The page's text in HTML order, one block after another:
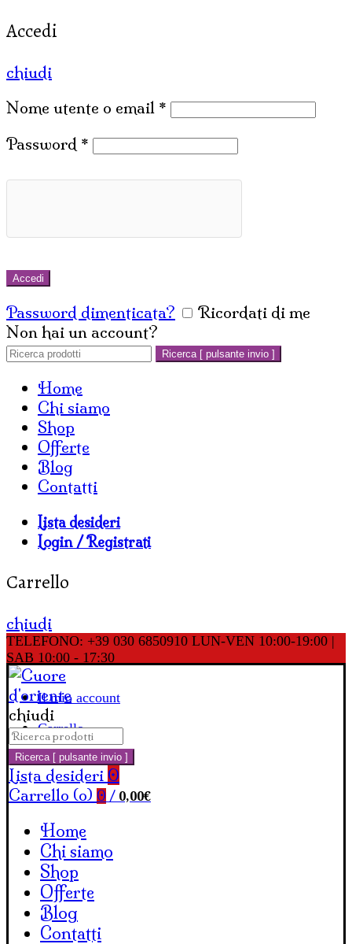
Accedi
chiudi
Nome utente o email *
Password *
Accedi
Password dimenticata?
Ricordati di me
Non hai un account?
Cerca:
Ricerca [ pulsante invio ]
Home
Chi siamo
Shop
Offerte
Blog
Contatti
Lista desideri
Login / Registrati
Carrello
chiudi
TELEFONO: +39 030 6850910 LUN-VEN 10:00-19:00 |
SAB 10:00 - 17:30
Il mio account
Carrello
chiudi
Cerca:
Ricerca [ pulsante invio ]
Lista desideri 0
Carrello (o) 0 / 0,00€
Home
Chi siamo
Shop
Offerte
Blog
Contatti